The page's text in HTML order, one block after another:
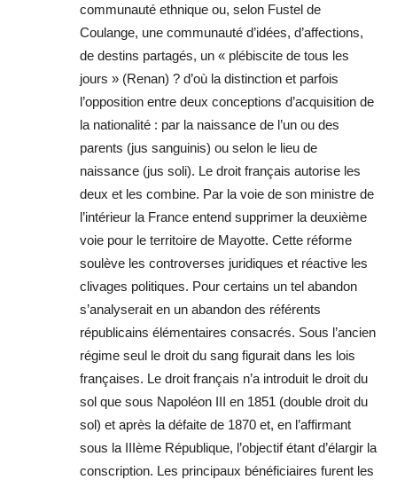
communauté ethnique ou, selon Fustel de
Coulange, une communauté d’idées, d’affections,
de destins partagés, un « plébiscite de tous les
jours » (Renan) ? d’où la distinction et parfois
l’opposition entre deux conceptions d’acquisition de
la nationalité : par la naissance de l’un ou des
parents (jus sanguinis) ou selon le lieu de
naissance (jus soli). Le droit français autorise les
deux et les combine. Par la voie de son ministre de
l’intérieur la France entend supprimer la deuxième
voie pour le territoire de Mayotte. Cette réforme
soulève les controverses juridiques et réactive les
clivages politiques. Pour certains un tel abandon
s’analyserait en un abandon des référents
républicains élémentaires consacrés. Sous l’ancien
régime seul le droit du sang figurait dans les lois
françaises. Le droit français n’a introduit le droit du
sol que sous Napoléon III en 1851 (double droit du
sol) et après la défaite de 1870 et, en l’affirmant
sous la IIIème République, l’objectif étant d’élargir la
conscription. Les principaux bénéficiaires furent les